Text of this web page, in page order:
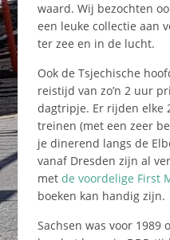
waard. Wij bezochten
een leuke collectie aan
ter zee en in de lucht.
Ook de Tsjechische
reistijd van zo’n 2 uur
dagtripje. Er rijden elke
treinen (met een zeer
je dinerend langs de
vanaf Dresden zijn al
met de voordelige First
boeken kan handig zijn.
Sachsen was voor 1989